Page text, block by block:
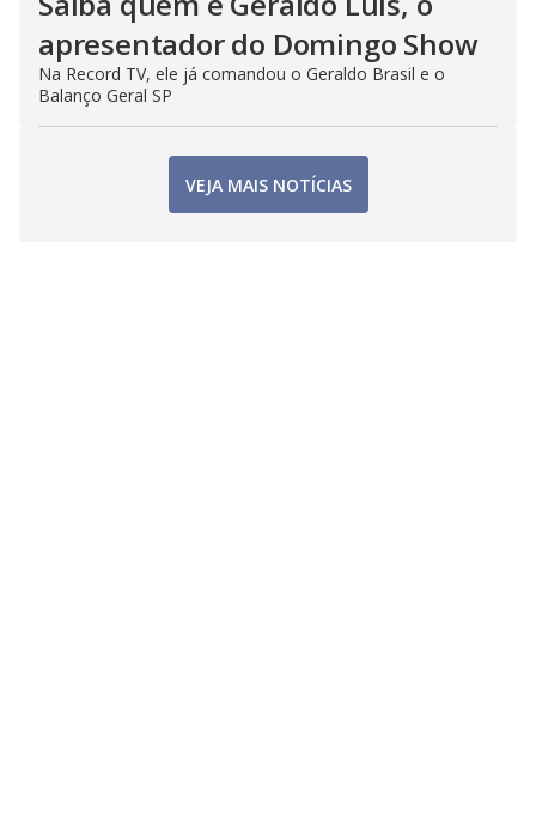
apresentador do Domingo Show
Na Record TV, ele já comandou o Geraldo Brasil e o
Balanço Geral SP
VEJA MAIS NOTÍCIAS